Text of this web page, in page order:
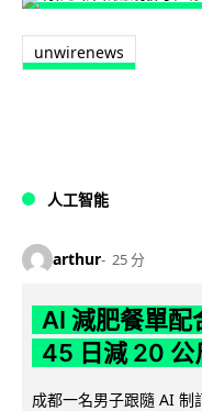
unwirenews
人工智能
arthur 25 分
AI 減肥餐單
45 日減 20 公
成都一名男子跟隨 AI 制